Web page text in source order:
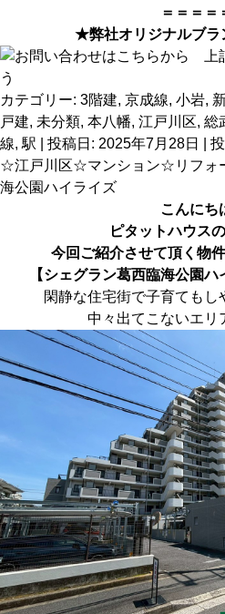
＝＝＝＝
★弊社オリジナルブ
カテゴリー: 3階建, 京成線, 小岩,
戸建, 未分類, 本八幡, 江戸川区, 総
線, 駅 | 投稿日: 2025年7月28日
☆江戸川区☆マンション☆リフォ
海公園ハイライズ
こんにち
ピタットハウス
今回ご紹介させて頂く物
【シェグラン葛西臨海公園ハ
閑静な住宅街で子育てもし
中々出てこないエリ